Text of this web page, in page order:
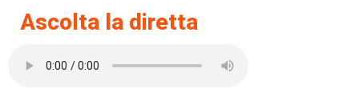
Ascolta la diretta